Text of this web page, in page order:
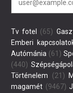
Tv fotel (65)
Emberi
Autómánia (61)
(440)
Történelem (21)
magamét (9467)